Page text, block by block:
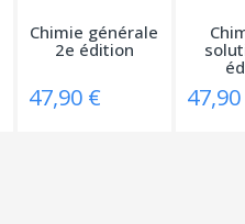
Chimie générale
2e édition
47,90 €